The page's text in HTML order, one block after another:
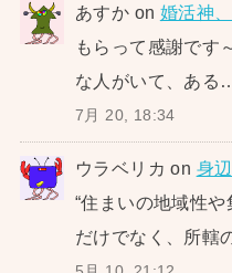
あすか on 婚活神、
もらって感謝です
な人がいて、ある
7月 20, 18:34
ウラベリカ on 身
“住まいの地域性
だけでなく、所轄